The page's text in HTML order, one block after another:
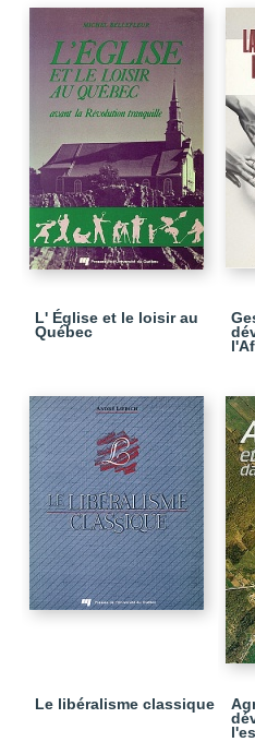
L' Église et le loisir au
Québec
Le libéralisme classique